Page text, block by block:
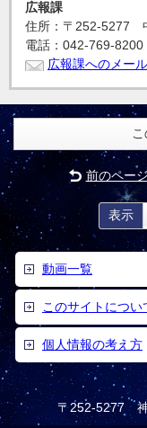
広報課
住所：〒252-5277
電話：042-769-
広報課へのメー
前のペー
表示
動画一覧
このサイトについ
個人情報の考え方
〒252-5277 神